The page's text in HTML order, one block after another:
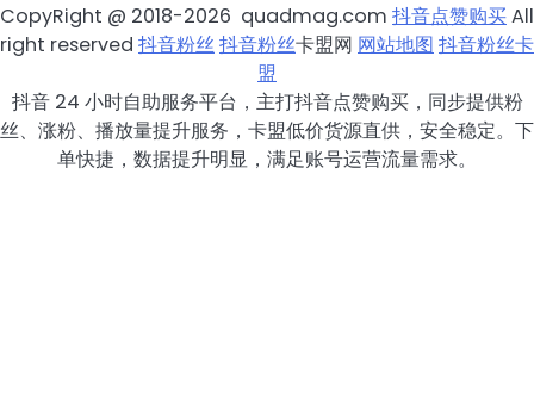
CopyRight @ 2018-2026 quadmag.com 抖音点赞购买All
right reserved 抖音粉丝抖音粉丝卡盟网 网站地图 抖音粉丝卡
盟
抖音 24 小时自助服务平台，主打抖音点赞购买，同步提供粉
丝、涨粉、播放量提升服务，卡盟低价货源直供，安全稳定。下
单快捷，数据提升明显，满足账号运营流量需求。